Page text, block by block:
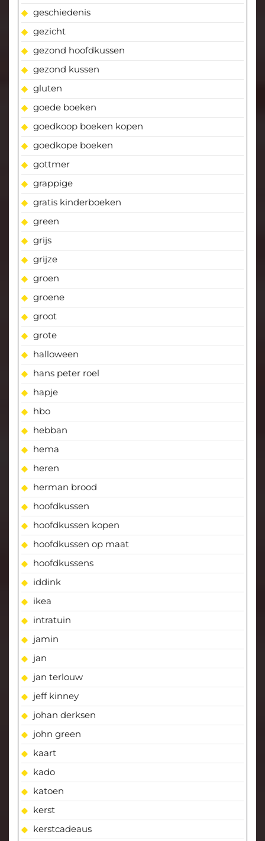
geschiedenis
gezicht
gezond hoofdkussen
gezond kussen
gluten
goede boeken
goedkoop boeken kopen
goedkope boeken
gottmer
grappige
gratis kinderboeken
green
grijs
grijze
groen
groene
groot
grote
halloween
hans peter roel
hapje
hbo
hebban
hema
heren
herman brood
hoofdkussen
hoofdkussen kopen
hoofdkussen op maat
hoofdkussens
iddink
ikea
intratuin
jamin
jan
jan terlouw
jeff kinney
johan derksen
john green
kaart
kado
katoen
kerst
kerstcadeaus